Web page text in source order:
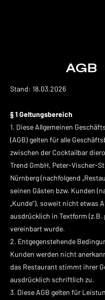
AGB
Stand: 18.03.2026
§ 1 Geltungsbereich
1. Diese Allgemeinen
(AGB) gelten für alle
zwischen der Cocktailbar
Trend GmbH, Peter-Vischer-
Nürnberg (nachfolgend
seinen Gästen bzw. Kunden
„Kunde“), soweit nicht etwas
ausdrücklich in Textform (z.B.
vereinbart wurde.
2. Entgegenstehende
Kunden werden nicht
das Restaurant stimmt ihrer
ausdrücklich schriftlich zu.
3. Diese AGB gelten für